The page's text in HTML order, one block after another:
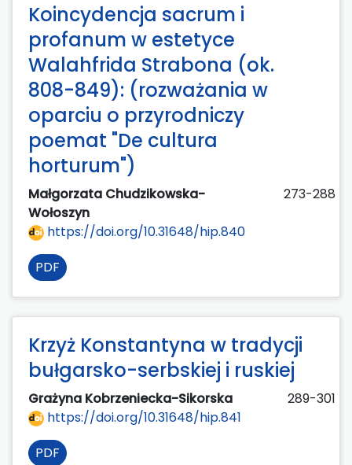
Koincydencja sacrum i
profanum w estetyce
Walahfrida Strabona (ok.
808-849): (rozważania w
oparciu o przyrodniczy
poemat "De cultura
horturum")
Małgorzata Chudzikowska-
Wołoszyn
273-288
https://doi.org/10.31648/hip.840
PDF
Krzyż Konstantyna w tradycji
bułgarsko-serbskiej i ruskiej
Grażyna Kobrzeniecka-Sikorska
289-301
https://doi.org/10.31648/hip.841
PDF